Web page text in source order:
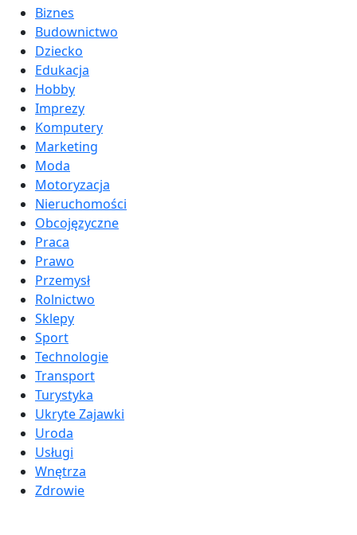
Biznes
Budownictwo
Dziecko
Edukacja
Hobby
Imprezy
Komputery
Marketing
Moda
Motoryzacja
Nieruchomości
Obcojęzyczne
Praca
Prawo
Przemysł
Rolnictwo
Sklepy
Sport
Technologie
Transport
Turystyka
Ukryte Zajawki
Uroda
Usługi
Wnętrza
Zdrowie